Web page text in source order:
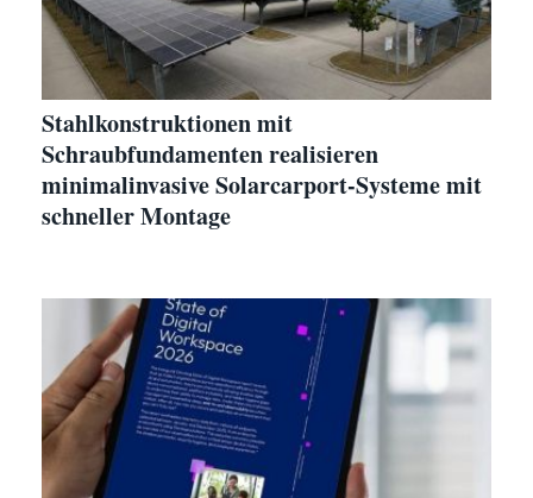
Stahlkonstruktionen mit
Schraubfundamenten realisieren
minimalinvasive Solarcarport-Systeme mit
schneller Montage